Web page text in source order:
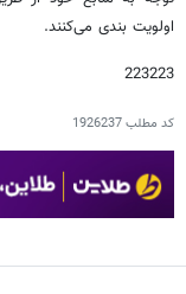
اولویت بندی می‌کنند.
223223
کد مطلب1926237